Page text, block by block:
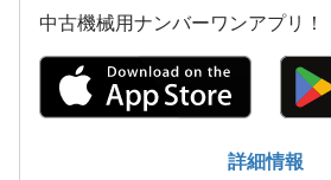
汎用旋盤
産業 用 ロボット
中古機械用ナンバーワンアプリ！
詳細情報